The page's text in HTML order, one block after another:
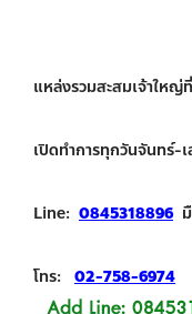
แหล่งรวมสะสมเจ้าให
เปิดทำการทุกวันจันทร์-
Line: 0845318896
โทร: 02-758-6974